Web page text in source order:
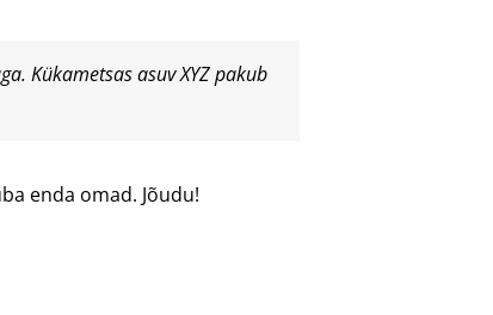
Kükametsas asuv XYZ pakub
enda omad. Jõudu!